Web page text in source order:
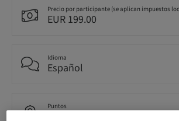
Precio por participante (se aplican impuestos
EUR 199.00
Idioma
Español
Puntos